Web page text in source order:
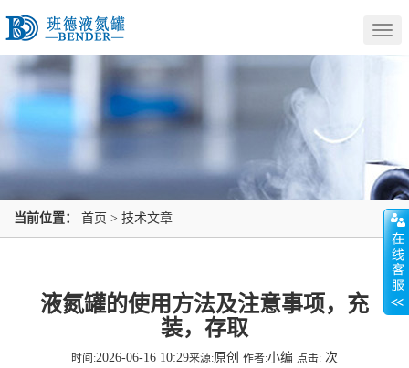
当前位置： 首页 > 技术文章
液氮罐的使用方法及注意事项，充
装，存取
时间:2026-06-16 10:29来源:原创 作者:小编 点击: 次